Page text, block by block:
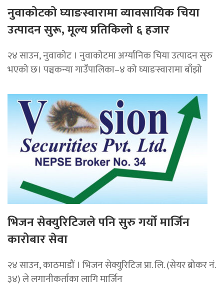
नुवाकोटको घ्याङस्वारामा व्यावसायिक चिया
उत्पादन सुरू, मूल्य प्रतिकिलो ६ हजार
२४ साउन, नुवाकोट । नुवाकोटमा अर्ग्यानिक चिया उत्पादन सुरु
भएको छ। पञ्चकन्या गाउँपालिका–४ को घ्याङस्वारामा बाँझो
भिजन सेक्युरिटिजले पनि सुरु गर्यो मार्जिन
कारोबार सेवा
२४ साउन, काठमाडौं । भिजन सेक्युरिटिज प्रा. लि. (सेयर ब्रोकर नं.
३४) ले लगानीकर्ताका लागि मार्जिन